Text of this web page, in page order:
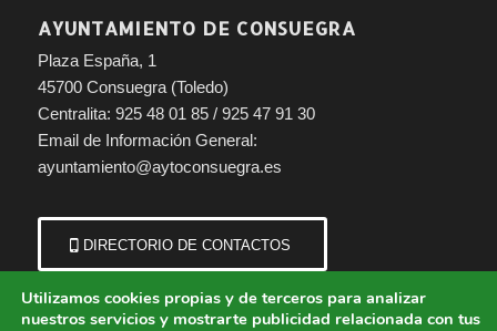
AYUNTAMIENTO DE CONSUEGRA
Plaza España, 1
45700 Consuegra (Toledo)
Centralita: 925 48 01 85 / 925 47 91 30
Email de Información General:
ayuntamiento@aytoconsuegra.es
DIRECTORIO DE CONTACTOS
Utilizamos cookies propias y de terceros para analizar
nuestros servicios y mostrarte publicidad relacionada con tus